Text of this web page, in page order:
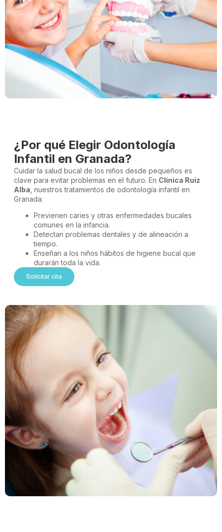
¿Por qué Elegir Odontología
Infantil en Granada?
Cuidar la salud bucal de los niños desde pequeños es
clave para evitar problemas en el futuro. En Clínica Ruiz
Alba , nuestros tratamientos de odontología infantil en
Granada:
Previenen caries y otras enfermedades bucales
comunes en la infancia.
Detectan problemas dentales y de alineación a
tiempo.
Enseñan a los niños hábitos de higiene bucal que
durarán toda la vida.
Solicitar cita